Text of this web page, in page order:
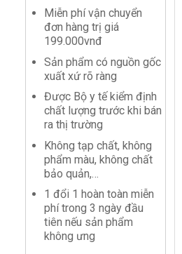
Miễn phí vận chuyển
đơn hàng trị giá
199.000vnđ
Sản phẩm có nguồn gốc
xuất xứ rõ ràng
Được Bộ y tế kiểm định
chất lượng trước khi bán
ra thị trường
Không tạp chất, không
phẩm màu, không chất
bảo quản,…
1 đổi 1 hoàn toàn miễn
phí trong 3 ngày đầu
tiên nếu sản phẩm
không ưng